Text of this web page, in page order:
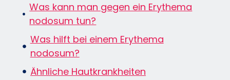
Was kann man gegen ein Erythema
nodosum tun?
Was hilft bei einem Erythema
nodosum?
Ähnliche Hautkrankheiten